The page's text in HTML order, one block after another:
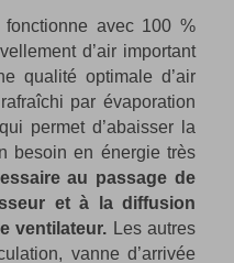
fonctionne avec 100 %
d’air important
qualité optimale d’air
par évaporation
permet d’abaisser la
besoin en énergie très
au passage de
et à la diffusion
ventilateur. Les autres
vanne d’arrivée